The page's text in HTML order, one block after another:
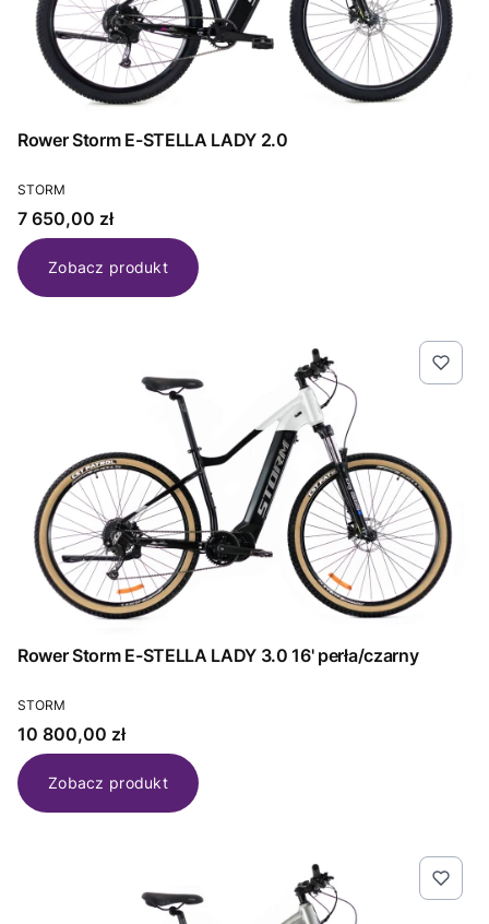
Rower Storm E-STELLA LADY 2.0
PRODUCENT
STORM
Cena
7 650,00 zł
Zobacz produkt
Rower Storm E-STELLA LADY 3.0 16' perła/czarny
PRODUCENT
STORM
Cena
10 800,00 zł
Zobacz produkt